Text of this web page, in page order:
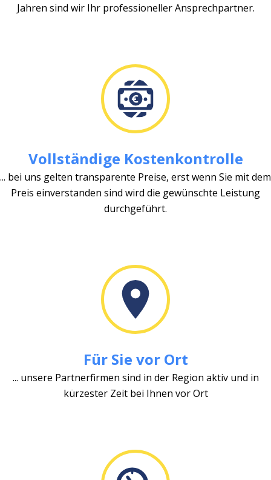
Jahren sind wir Ihr professioneller Ansprechpartner.
Vollständige Kostenkontrolle
... bei uns gelten transparente Preise, erst wenn Sie mit dem
Preis einverstanden sind wird die gewünschte Leistung
durchgeführt.
Für Sie vor Ort
... unsere Partnerfirmen sind in der Region aktiv und in
kürzester Zeit bei Ihnen vor Ort